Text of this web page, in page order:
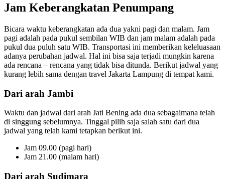
Jam Keberangkatan Penumpang
Bicara waktu keberangkatan ada dua yakni pagi dan malam. Jam
pagi adalah pada pukul sembilan WIB dan jam malam adalah pada
pukul dua puluh satu WIB. Transportasi ini memberikan keleluasaan
adanya perubahan jadwal. Hal ini bisa saja terjadi mungkin karena
ada rencana – rencana yang tidak bisa ditunda. Berikut jadwal yang
kurang lebih sama dengan travel Jakarta Lampung di tempat kami.
Dari arah Jambi
Waktu dan jadwal dari arah Jati Bening ada dua sebagaimana telah
di singgung sebelumnya. Tinggal pilih saja salah satu dari dua
jadwal yang telah kami tetapkan berikut ini.
Jam 09.00 (pagi hari)
Jam 21.00 (malam hari)
Dari arah Sudimara